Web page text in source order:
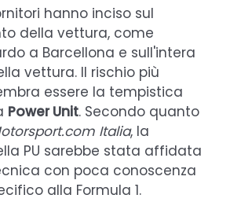
hanno inciso sul
della vettura, come
a Barcellona e sull'intera
vettura. Il rischio più
essere la tempistica
Power Unit. Secondo quanto
Italia, la
PU sarebbe stata affidata
con poca conoscenza
alla Formula 1.